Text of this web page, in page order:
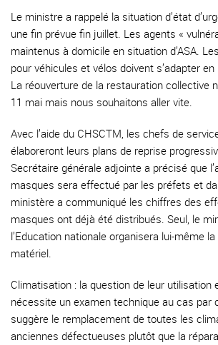
Le ministre a rappelé la situation d’état
une fin prévue fin juillet. Les agents «
maintenus à domicile en situation d’ASA.
pour véhicules et vélos doivent s’adapter
La réouverture de la restauration collective
11 mai mais nous souhaitons aller vite.
Avec l’aide du CHSCTM, les chefs de
élaboreront leurs plans de reprise
Secrétaire générale adjointe a précisé que
masques sera effectué par les préfets et
ministère a communiqué les chiffres des
masques ont déjà été distribués. Seul, le
l’Education nationale organisera lui-même
matériel.
Climatisation : la question de leur utilisation
nécessite un examen technique au cas par
suggère le remplacement de toutes les
anciennes défectueuses plutôt que la